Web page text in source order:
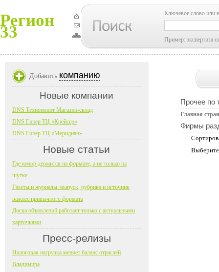
Регион
33
Ключевое слово или
Пример: экспертиза
Прочее по
Главная
Фирмы
Добавить компанию
Новые компании
DNS Технопоинт Магазин-склад
DNS Гипер ТЦ «Крейсер»
DNS Гипер ТЦ «Меридиан»
Новые статьи
Где юмор держится на формате, а не только на
шутке
Газеты и журналы: выпуск, рубрика и источник
важнее привычного формата
Доска объявлений работает только с актуальными
карточками
Пресс-релизы
Налоговая нагрузка меняет баланс отраслей
Владимира